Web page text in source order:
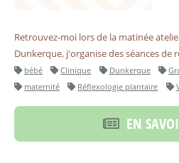
Retrouvez-moi lors de la matinée
Dunkerque, j'organise des séances de
bébé Clinique Dunkerque
maternité
Réflexologie plantaire
EN